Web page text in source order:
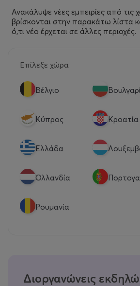
Ανακάλυψε νέες εμπειρίες από τις
βρίσκονται στην παρακάτω λίστα
ό,τι νέο έρχεται σε άλλες περιοχές.
Επίλεξε χώρα
Βέλγιο
Κύπρος Κροατία
Eλλάδα
Ολλανδία
Ρουμανία
Διοργανώνεις